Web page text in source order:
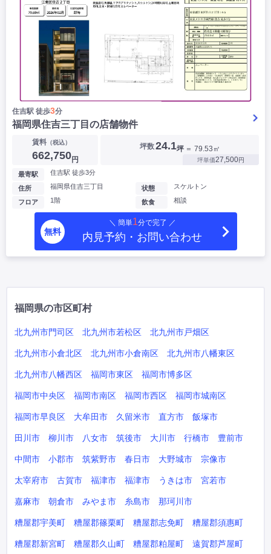
住吉駅 徒歩3分
福岡県住吉三丁目の店舗物件
賃料（税込）
662,750円
坪数24.1坪 ＝ 79.53㎡
坪単価27,500円
最寄駅 住吉駅 徒歩3分
住所 福岡県住吉三丁目
フロア 1階
状態 スケルトン
飲食 相談
無料
＼ 簡単1分で完了 ／
内見予約・お問い合わせ
福岡県の市区町村
北九州市門司区 北九州市若松区 北九州市戸畑区
北九州市小倉北区 北九州市小倉南区 北九州市八幡東区
北九州市八幡西区 福岡市東区 福岡市博多区
福岡市中央区 福岡市南区 福岡市西区 福岡市城南区
福岡市早良区 大牟田市 久留米市 直方市 飯塚市
田川市 柳川市 八女市 筑後市 大川市 行橋市 豊前市
中間市 小郡市 筑紫野市 春日市 大野城市 宗像市
太宰府市 古賀市 福津市 福津市 うきは市 宮若市
嘉麻市 朝倉市 みやま市 糸島市 那珂川市
糟屋郡宇美町 糟屋郡篠栗町 糟屋郡志免町 糟屋郡須惠町
糟屋郡新宮町 糟屋郡久山町 糟屋郡粕屋町 遠賀郡芦屋町